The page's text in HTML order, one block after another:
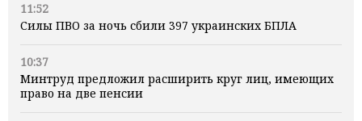
11:52
Силы ПВО за ночь сбили 397 украинских БПЛА
10:37
Минтруд предложил расширить круг лиц, имеющих
право на две пенсии